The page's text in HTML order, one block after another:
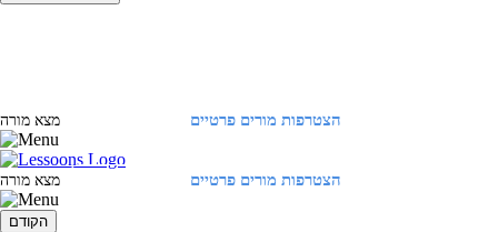
הצטרפות מורים פרטיים מצא מורה
הצטרפות מורים פרטיים מצא מורה
הקודם